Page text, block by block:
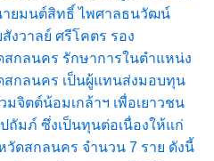
ายมนต์สิทธิ์ ไพศาลธนวัฒน์
งวาลย์ ศรีโคตร รอง
สกลนคร รักษาการในตำแหน่ง
สกลนคร เป็นผู้แทนส่งมอบทุน
จิตต์น้อมเกล้าฯ เพื่อเยาวชน
ถัมภ์ ซึ่งเป็นทุนต่อเนื่องให้แก่
วัดสกลนคร จำนวน 7 ราย ดังนี้